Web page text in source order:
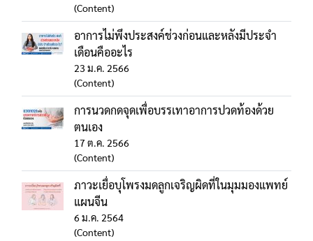
(Content)
อาการไม่พึงประสงค์ช่วงก่อนและหลังมีประจำ
เดือนคืออะไร
23 ม.ค. 2566
(Content)
การนวดกดจุดเพื่อบรรเทาอาการปวดท้องด้วย
ตนเอง
17 ต.ค. 2566
(Content)
ภาวะเยื่อบุโพรงมดลูกเจริญผิดที่ในมุมมองแพทย์
แผนจีน
6 ม.ค. 2564
(Content)